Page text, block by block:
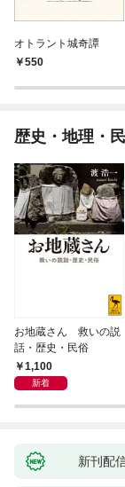
オトラント城奇譚
550
歴史・地理・
お地蔵さん 救いの説
話・歴史・民俗
1,100
新着
新刊配